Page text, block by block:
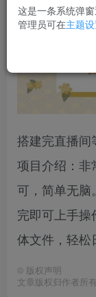
搭建完直播间
项目介绍：非
可，简单无脑
完即可上手
体文件，轻松
© 版权声明
文章版权归作者所
这是一条系统弹
管理员可在主题